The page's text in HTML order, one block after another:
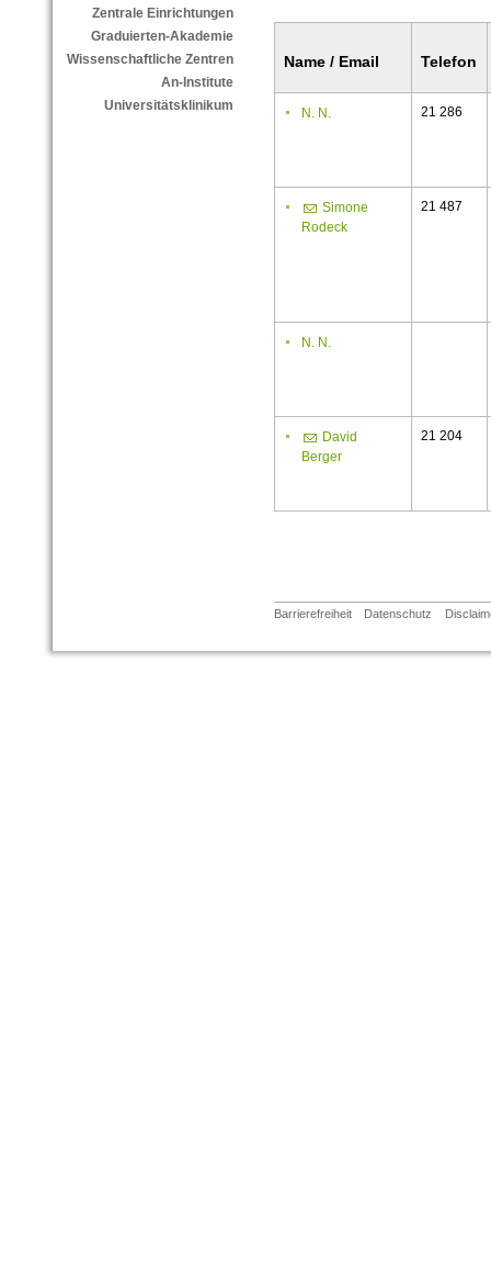
Zentrale Einrichtungen
Graduierten-Akademie
Wissenschaftliche Zentren
An-Institute
Universitätsklinikum
Name / Email Telefon
N. N. 21 286
Simone
Rodeck
21 487
N. N.
David
Berger
21 204
Barrierefreiheit Datenschutz